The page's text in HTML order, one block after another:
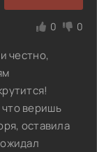
0 0
честно,
веришь
оставила